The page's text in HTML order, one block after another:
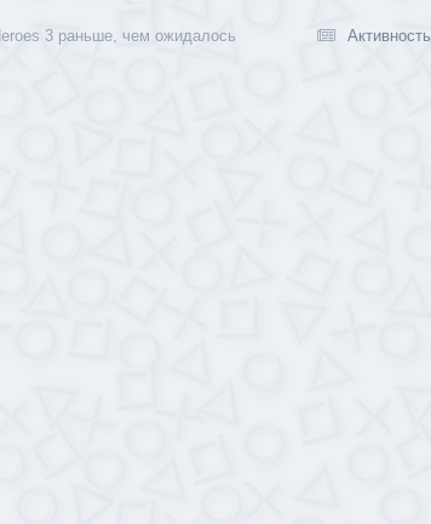
Активность
3 раньше, чем ожидалось